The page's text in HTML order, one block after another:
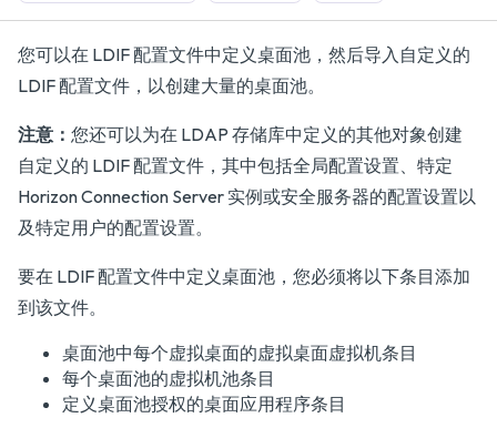
您可以在 LDIF 配置文件中定义桌面池，然后导入自定义的
LDIF 配置文件，以创建大量的桌面池。
注意： 您还可以为在 LDAP 存储库中定义的其他对象创建
自定义的 LDIF 配置文件，其中包括全局配置设置、特定
Horizon Connection Server 实例或安全服务器的配置设置以
及特定用户的配置设置。
要在 LDIF 配置文件中定义桌面池，您必须将以下条目添加
到该文件。
桌面池中每个虚拟桌面的虚拟桌面虚拟机条目
每个桌面池的虚拟机池条目
定义桌面池授权的桌面应用程序条目